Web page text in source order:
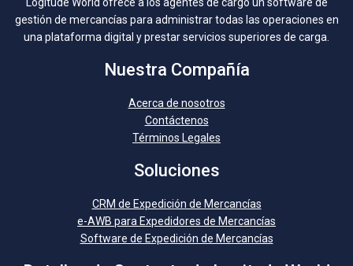
gestión de mercancías para administrar todas las operaciones en
una plataforma digital y prestar servicios superiores de carga.
Nuestra Compañía
Acerca de nosotros
Contáctenos
Términos Legales
Soluciones
CRM de Expedición de Mercancías
e-AWB para Expedidores de Mercancías
Software de Expedición de Mercancías